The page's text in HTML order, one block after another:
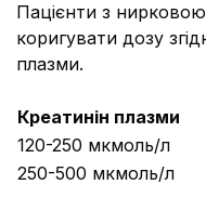
Пацієнти з
коригувати дозу
плазми.
Креатинін плазми
120-250 мкмоль/л
250-500 мкмоль/л